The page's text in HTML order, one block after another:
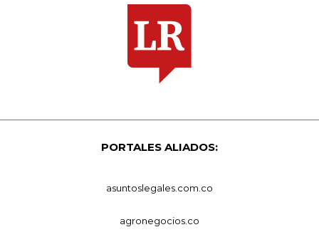
PORTALES ALIADOS:
asuntoslegales.com.co
agronegocios.co